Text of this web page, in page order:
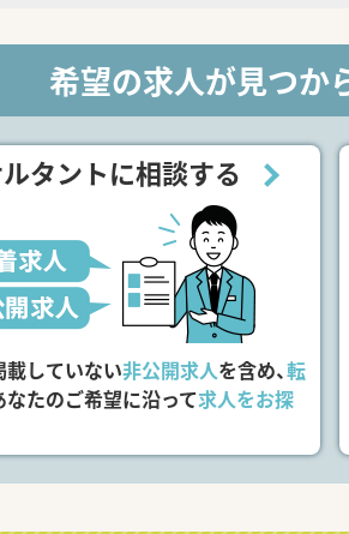
希望の求人が見つ
タントに相談する
していない非公開求人を含め、転
なたのご希望に沿って求人をお探